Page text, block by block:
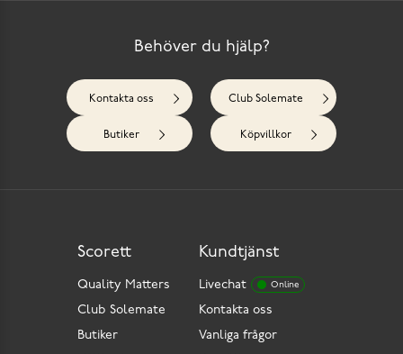
Behöver du hjälp?
Kontakta oss Club Solemate
Butiker Köpvillkor
Kundtjänst
Livechat Online
Kontakta oss
Vanliga frågor
Scorett
Quality Matters
Club Solemate
Butiker